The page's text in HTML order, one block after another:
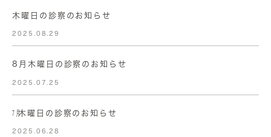
木曜日の診察のお知らせ
2025.08.29
8月木曜日の診察のお知らせ
2025.07.25
㋆木曜日の診察のお知らせ
2025.06.28